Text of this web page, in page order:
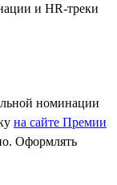
и HR-треки
номинации
на сайте Премии
Оформлять